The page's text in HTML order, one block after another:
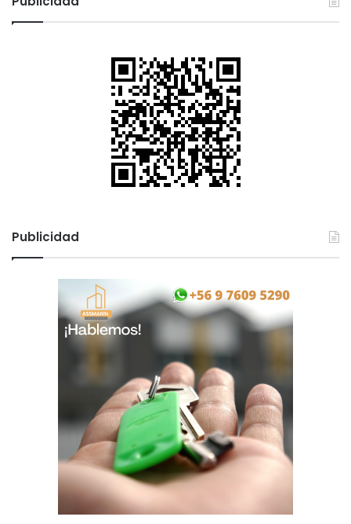
Publicidad